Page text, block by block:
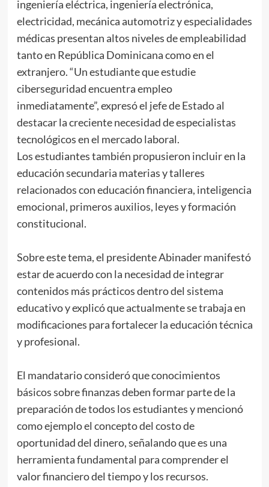
ingeniería eléctrica, ingeniería electrónica,
electricidad, mecánica automotriz y especialidades
médicas presentan altos niveles de empleabilidad
tanto en República Dominicana como en el
extranjero. “Un estudiante que estudie
ciberseguridad encuentra empleo
inmediatamente”, expresó el jefe de Estado al
destacar la creciente necesidad de especialistas
tecnológicos en el mercado laboral.
Los estudiantes también propusieron incluir en la
educación secundaria materias y talleres
relacionados con educación financiera, inteligencia
emocional, primeros auxilios, leyes y formación
constitucional.
Sobre este tema, el presidente Abinader manifestó
estar de acuerdo con la necesidad de integrar
contenidos más prácticos dentro del sistema
educativo y explicó que actualmente se trabaja en
modificaciones para fortalecer la educación técnica
y profesional.
El mandatario consideró que conocimientos
básicos sobre finanzas deben formar parte de la
preparación de todos los estudiantes y mencionó
como ejemplo el concepto del costo de
oportunidad del dinero, señalando que es una
herramienta fundamental para comprender el
valor financiero del tiempo y los recursos.